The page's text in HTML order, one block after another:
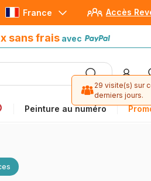
Accès
France
sans frais avec
Peinture au numéro
avec Paypal
29 visite(s) sur
derniers jours.